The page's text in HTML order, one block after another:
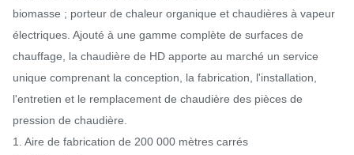
biomasse ; porteur de chaleur organique et chaudières à vapeur
électriques. Ajouté à une gamme complète de surfaces de
chauffage, la chaudière de HD apporte au marché un service
unique comprenant la conception, la fabrication, l'installation,
l'entretien et le remplacement de chaudière des pièces de
pression de chaudière.
1. Aire de fabrication de 200 000 mètres carrés